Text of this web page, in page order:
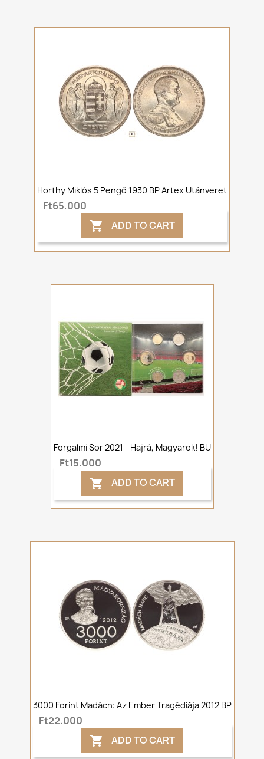
Horthy Miklós 5 Pengő 1930 BP Artex Utánveret
Ft65,000
 ADD TO CART
Forgalmi Sor 2021 - Hajrá, Magyarok! BU
Ft15,000
 ADD TO CART
3000 Forint Madách: Az Ember Tragédiája 2012 BP
Ft22,000
 ADD TO CART